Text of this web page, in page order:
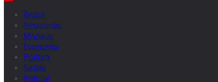
Brasil
Amazonas
Manaus
Economia
Politica
Saúde
Policial